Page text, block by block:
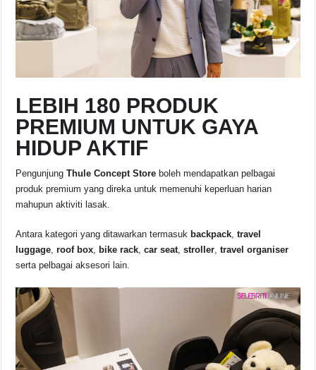
LEBIH 180 PRODUK
PREMIUM UNTUK GAYA
HIDUP AKTIF
PengunjungThule Concept Store boleh mendapatkan pelbagai
produk premium yang direka untuk memenuhi keperluan harian
mahupun aktiviti lasak.
Antara kategori yang ditawarkan termasuk backpack ,travel
luggage ,roof box bike rack ,car seat ,stroller ,travel organiser
serta pelbagai aksesori lain.